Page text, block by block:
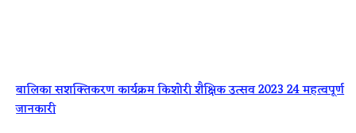
बालिका सशक्तिकरण कार्यक्रम किशोरी शैक्षिक उत्सव 2023 24 महत्वपूर्ण
जानकारी